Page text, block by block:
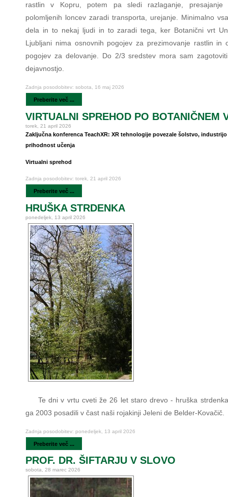
rastlin v Kopru, potem pa sledi razlaganje, presajanje
polomljenih loncev zaradi transporta, urejanje. Minimalno
dela in to nekaj ljudi in to zaradi tega, ker Botanični vrt
Ljubljani nima osnovnih pogojev za prezimovanje rastlin in
pogojev za delovanje. Do 2/3 sredstev mora sam
dejavnostjo.
Zadnja posodobitev: sobota, 16 maj 2026
Preberite več ...
VIRTUALNI SPREHOD PO BOTANIČNEM
torek, 21 april 2026
Zaključna konferenca TeachXR: XR tehnologije povezale šolstvo,
prihodnost učenja
Virtualni sprehod
Zadnja posodobitev: torek, 21 april 2026
Preberite več ...
HRUŠKA STRDENKA
ponedeljek, 13 april 2026
Te dni v vrtu cveti že 26 let staro drevo - hruška
ga 2003 posadili v čast naši rojakinji Jeleni de Belder-Kovačič.
Zadnja posodobitev: ponedeljek, 13 april 2026
Preberite več ...
PROF. DR. ŠIFTARJU V SLOVO
sobota, 28 marec 2026